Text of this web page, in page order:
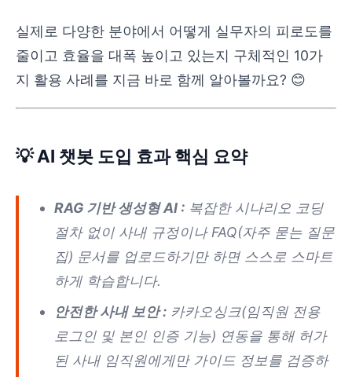
실제로 다양한 분야에서 어떻게 실무자의 피로도를
줄이고 효율을 대폭 높이고 있는지 구체적인 10가
지 활용 사례를 지금 바로 함께 알아볼까요? 😊
💡 AI 챗봇 도입 효과 핵심 요약
RAG 기반 생성형 AI : 복잡한 시나리오 코딩
절차 없이 사내 규정이나 FAQ(자주 묻는 질문
집) 문서를 업로드하기만 하면 스스로 스마트
하게 학습합니다.
안전한 사내 보안 : 카카오싱크(임직원 전용
로그인 및 본인 인증 기능) 연동을 통해 허가
된 사내 임직원에게만 가이드 정보를 검증하